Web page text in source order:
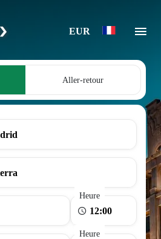
EUR
Aller-retour
Heure
Heure